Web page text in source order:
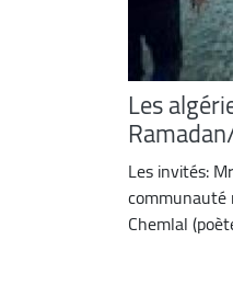
Les
Les invités:
communauté
Chemlal